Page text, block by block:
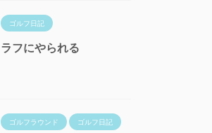
ゴルフ日記
ラフにやられる
ゴルフラウンド ゴルフ日記